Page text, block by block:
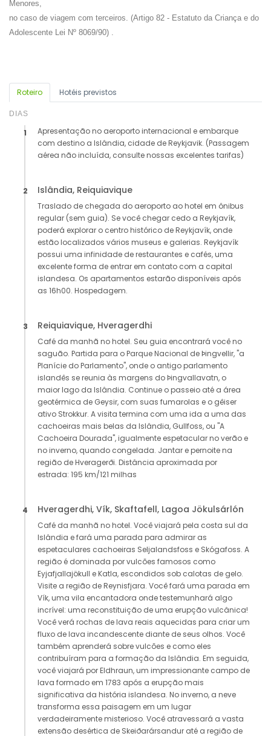
Roteiro Hotéis previstos
DIAS
1
Apresentação no aeroporto internacional e embarque
com destino a Islândia, cidade de Reykjavik. (Passagem
aérea não incluída, consulte nossas excelentes tarifas)
2 Islândia, Reiquiavique
Traslado de chegada do aeroporto ao hotel em ônibus
regular (sem guia). Se você chegar cedo a Reykjavík,
poderá explorar o centro histórico de Reykjavík, onde
estão localizados vários museus e galerias. Reykjavík
possui uma infinidade de restaurantes e cafés, uma
excelente forma de entrar em contato com a capital
islandesa. Os apartamentos estarão disponíveis após
as 16h00. Hospedagem.
3 Reiquiavique, Hveragerdhi
Café da manhã no hotel. Seu guia encontrará você no
saguão. Partida para o Parque Nacional de Þingvellir, "a
Planície do Parlamento", onde o antigo parlamento
islandês se reunia às margens do Þingvallavatn, o
maior lago da Islândia. Continue o passeio até a área
geotérmica de Geysir, com suas fumarolas e o gêiser
ativo Strokkur. A visita termina com uma ida a uma das
cachoeiras mais belas da Islândia, Gullfoss, ou "A
Cachoeira Dourada", igualmente espetacular no verão e
no inverno, quando congelada. Jantar e pernoite na
região de Hveragerði. Distância aproximada por
estrada: 195 km/121 milhas
4 Hveragerdhi, Vík, Skaftafell, Lagoa Jökulsárlón
Café da manhã no hotel. Você viajará pela costa sul da
Islândia e fará uma parada para admirar as
espetaculares cachoeiras Seljalandsfoss e Skógafoss. A
região é dominada por vulcões famosos como
Eyjafjallajökull e Katla, escondidos sob calotas de gelo.
Visite a região de Reynisfjara. Você fará uma parada em
Vík, uma vila encantadora onde testemunhará algo
incrível: uma reconstituição de uma erupção vulcânica!
Você verá rochas de lava reais aquecidas para criar um
fluxo de lava incandescente diante de seus olhos. Você
também aprenderá sobre vulcões e como eles
contribuíram para a formação da Islândia. Em seguida,
você viajará por Eldhraun, um impressionante campo de
lava formado em 1783 após a erupção mais
significativa da história islandesa. No inverno, a neve
transforma essa paisagem em um lugar
verdadeiramente misterioso. Você atravessará a vasta
extensão desértica de Skeiðarársandur até a região de
Menores,
no caso de viagem com terceiros. (Artigo 82 - Estatuto da Criança e do
Adolescente Lei Nº 8069/90) .